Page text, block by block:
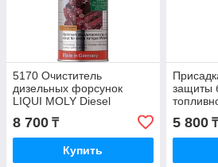
5170 Очиститель
дизельных форсунок
LIQUI MOLY Diesel
Spulung 500ml. Промывка
дизельных систем
8 700 ₸
Купить
защиты
MOLY
Pflege
5 800₸